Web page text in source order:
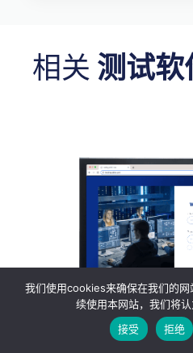
相关 测试
跨平台
我们使用cookies来确保在我们的
续使用本网站，我们将认
接受
拒绝